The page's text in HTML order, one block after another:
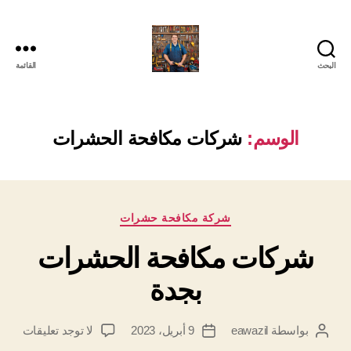
البحث القائمة
الوسم: شركات مكافحة الحشرات
التصنيفات
شركة مكافحة حشرات
شركات مكافحة الحشرات
بجدة
كاتببواسطة eawazil
تاريخ
9 أبريل، 2023 لا توجد تعليقات